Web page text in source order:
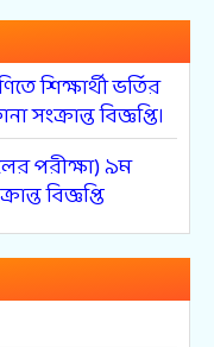
শিক্ষার্থী ভর্তির
বিজ্ঞপ্তি।
পরীক্ষা) ৯ম
বিজ্ঞপ্তি